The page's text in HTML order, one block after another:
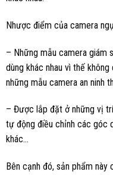
Nhược điểm của camera
– Những mẫu camera giám
dùng khác nhau vì thế
những mẫu camera an ninh
– Được lắp đặt ở những vị
tự động điều chỉnh các góc
khác…
Bên cạnh đó, sản phẩm